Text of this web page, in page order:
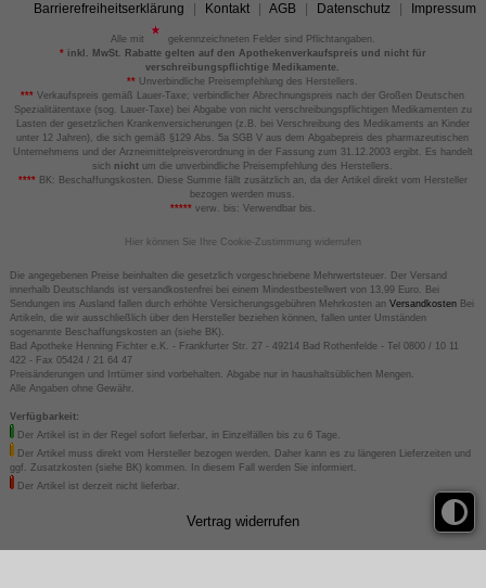
Barrierefreiheitserklärung Kontakt AGB Datenschutz Impressum
Alle mit
gekennzeichneten Felder sind Pflichtangaben.
*inkl. MwSt. Rabatte gelten auf den Apothekenverkaufspreis und nicht für
verschreibungspflichtige Medikamente.
** Unverbindliche Preisempfehlung des Herstellers.
*** Verkaufspreis gemäß Lauer-Taxe; verbindlicher Abrechnungspreis nach der Großen Deutschen
Spezialitätentaxe (sog. Lauer-Taxe) bei Abgabe von nicht verschreibungspflichtigen Medikamenten zu
Lasten der gesetzlichen Krankenversicherungen (z.B. bei Verschreibung des Medikaments an Kinder
unter 12 Jahren), die sich gemäß §129 Abs. 5a SGB V aus dem Abgabepreis des pharmazeutischen
Unternehmens und der Arzneimittelpreisverordnung in der Fassung zum 31.12.2003 ergibt. Es handelt
sich nicht um die unverbindliche Preisempfehlung des Herstellers.
****BK: Beschaffungskosten. Diese Summe fällt zusätzlich an, da der Artikel direkt vom Hersteller
bezogen werden muss.
*****verw. bis: Verwendbar bis.
Hier können Sie Ihre Cookie-Zustimmung widerrufen
Die angegebenen Preise beinhalten die gesetzlich vorgeschriebene Mehrwertsteuer. Der Versand
innerhalb Deutschlands ist versandkostenfrei bei einem Mindestbestellwert von 13,99 Euro. Bei
Sendungen ins Ausland fallen durch erhöhte Versicherungsgebühren Mehrkosten an VersandkostenBei
Artikeln, die wir ausschließlich über den Hersteller beziehen können, fallen unter Umständen
sogenannte Beschaffungskosten an (siehe BK).
Bad Apotheke Henning Fichter e.K. - Frankfurter Str. 27 - 49214 Bad Rothenfelde - Tel 0800 / 10 11
422 - Fax 05424 / 21 64 47
Preisänderungen und Irrtümer sind vorbehalten. Abgabe nur in haushaltsüblichen Mengen.
Alle Angaben ohne Gewähr.
Verfügbarkeit:
Der Artikel ist in der Regel sofort lieferbar, in Einzelfällen bis zu 6 Tage.
Der Artikel muss direkt vom Hersteller bezogen werden. Daher kann es zu längeren Lieferzeiten und
ggf. Zusatzkosten (siehe BK) kommen. In diesem Fall werden Sie informiert.
Der Artikel ist derzeit nicht lieferbar.
Vertrag widerrufen